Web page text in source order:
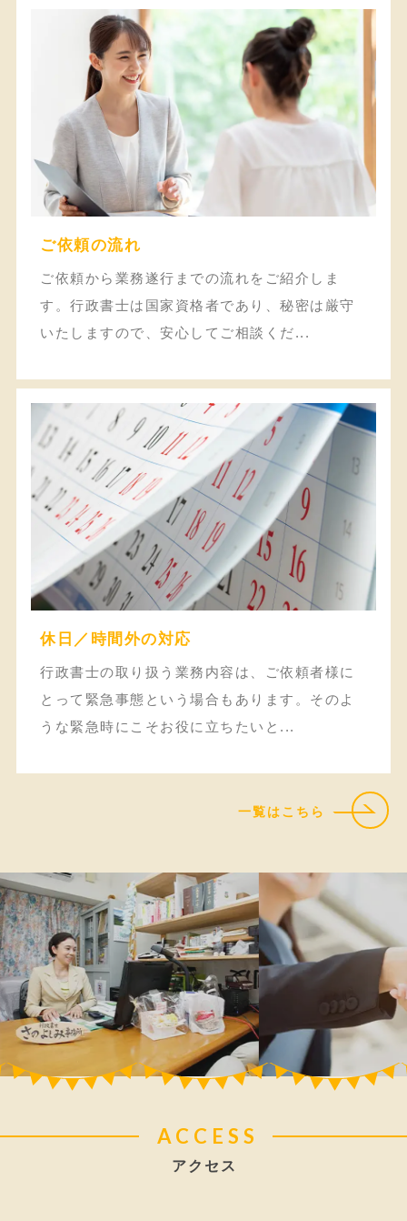
ご依頼の流れ
ご依頼から業務遂行までの流れをご紹介しま
す。行政書士は国家資格者であり、秘密は厳守
いたしますので、安心してご相談くだ...
休日／時間外の対応
行政書士の取り扱う業務内容は、ご依頼者様に
とって緊急事態という場合もあります。そのよ
うな緊急時にこそお役に立ちたいと...
一覧はこちら
ACCESS
アクセス